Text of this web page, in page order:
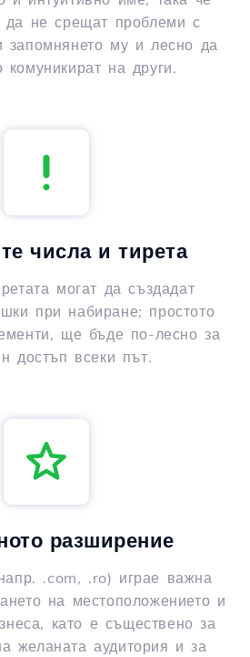
да не срещат проблеми с
запомнянето му и лесно да
комуникират на други.
числа и тирета
могат да създадат
при набиране; простото
ще бъде по-лесно за
достъп всеки път.
разширение
.com, .ro) играе важна
на местоположението и
като е съществено за
желаната аудитория и за